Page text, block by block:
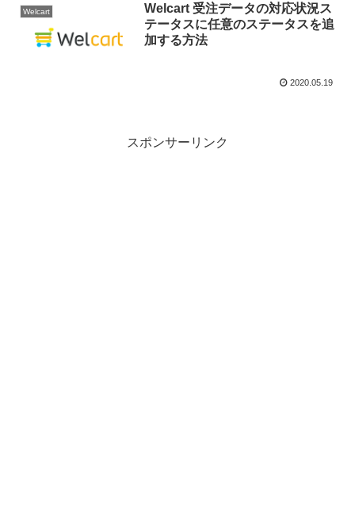
Welcart
Welcart 受注データの対応状況ス
テータスに任意のステータスを追
加する方法
2020.05.19
スポンサーリンク